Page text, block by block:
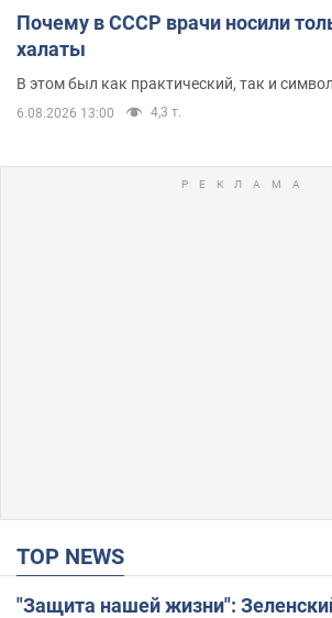
Почему в СССР врачи носили
халаты
В этом был как практический, так и
6.08.2026 13:00 4,3 т.
TOP NEWS
"Защита нашей жизни":